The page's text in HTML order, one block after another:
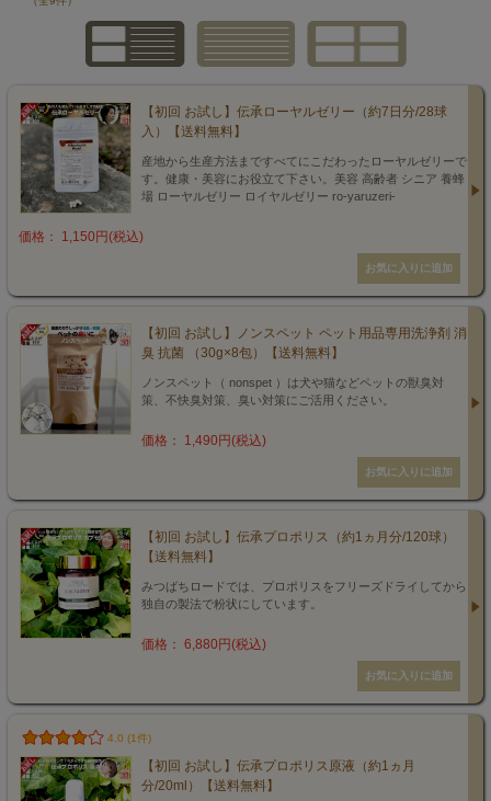
【初回 お試し】伝承ローヤルゼリー（約7日分/28球
入）【送料無料】
産地から生産方法まですべてにこだわったローヤルゼリーで
す。健康・美容にお役立て下さい。美容 高齢者 シニア 養蜂
場 ローヤルゼリー ロイヤルゼリー ro-yaruzeri-
価格： 1,150円(税込)
【初回 お試し】ノンスペット ペット用品専用洗浄剤 消
臭 抗菌 （30g×8包）【送料無料】
ノンスペット（ nonspet ）は犬や猫などペットの獣臭対
策、不快臭対策、臭い対策にご活用ください。
価格： 1,490円(税込)
【初回 お試し】伝承プロポリス（約1ヵ月分/120球）
【送料無料】
みつばちロードでは、プロポリスをフリーズドライしてから
独自の製法で粉状にしています。
価格： 6,880円(税込)
4.0 (1件)
【初回 お試し】伝承プロポリス原液（約1ヵ月
分/20ml）【送料無料】